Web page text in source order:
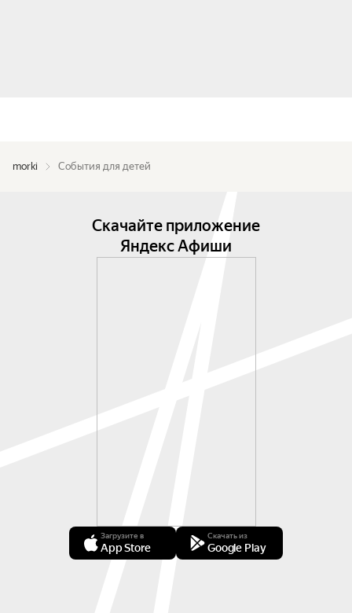
morki События для детей
Скачайте приложение
Яндекс Афиши
Загрузите в
App Store
Скачать из
Google Play